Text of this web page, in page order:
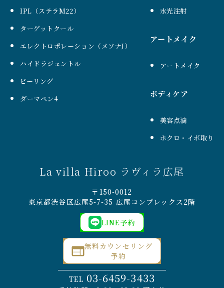
IPL（ステラM22）
ターゲットクール
エレクトロポレーション（メソナJ）
ハイドラジェントル
ピーリング
ダーマペン4
水光注射
アートメイク
アートメイク
ボディケア
美容点滴
ホクロ・イボ取り
La villa Hiroo ラヴィラ広尾
〒150-0012
東京都渋谷区広尾5-7-35 広尾コンプレックス2階
LINE予約
無料カウンセリング
予約
TEL 03-6459-3433